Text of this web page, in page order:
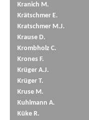
Kranich M.
Krätschmer E.
Kratschmer M.J.
Krause D.
Krombholz C.
Krones F.
Krüger A.J.
Krüger T.
Kruse M.
Kuhlmann A.
Küke R.